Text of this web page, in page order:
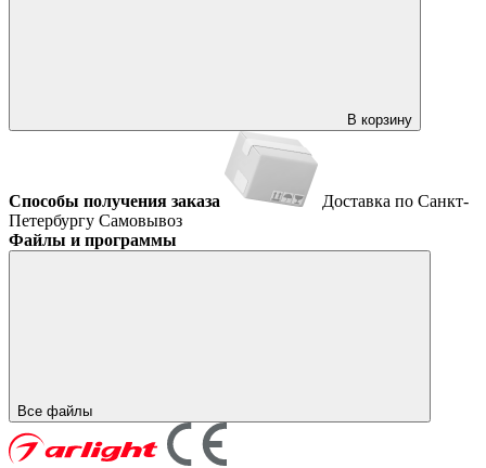
В корзину
Способы получения заказа
Доставка по Санкт-
Петербургу Самовывоз
Файлы и программы
Все файлы